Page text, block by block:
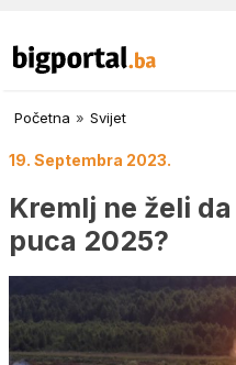
Početna » Svijet
19. Septembra 2023.
Kremlj ne želi
puca 2025?